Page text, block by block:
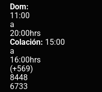
Dom:
11:00
a
20:00hrs
Colación: 15:00
a
16:00hrs
(+569)
8448
6733